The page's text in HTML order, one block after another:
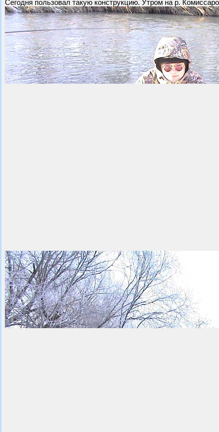
Сегодня пользовал такую конструкцию. Утром на р.